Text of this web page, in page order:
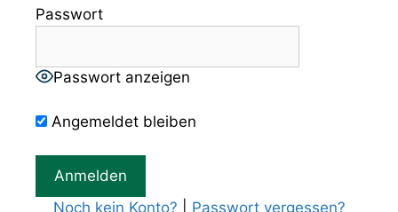
Passwort
Passwort anzeigen
Angemeldet bleiben
Noch kein Konto? Passwort vergessen?